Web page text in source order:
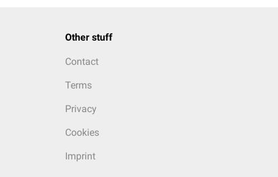
Other stuff
Contact
Terms
Privacy
Cookies
Imprint